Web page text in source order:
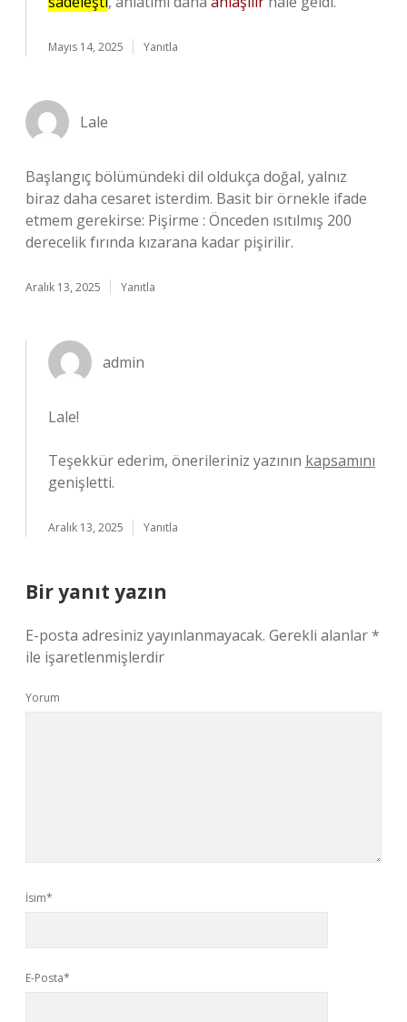
Mayıs 14, 2025 Yanıtla
Lale
Başlangıç bölümündeki dil oldukça doğal, yalnız
biraz daha cesaret isterdim. Basit bir örnekle ifade
etmem gerekirse: Pişirme : Önceden ısıtılmış 200
derecelik fırında kızarana kadar pişirilir.
Aralık 13, 2025 Yanıtla
admin
Lale!
Teşekkür ederim, önerileriniz yazının kapsamını
genişletti.
Aralık 13, 2025 Yanıtla
Bir yanıt yazın
E-posta adresiniz yayınlanmayacak. Gerekli alanlar*
ile işaretlenmişlerdir
Yorum
İsim*
E-Posta*